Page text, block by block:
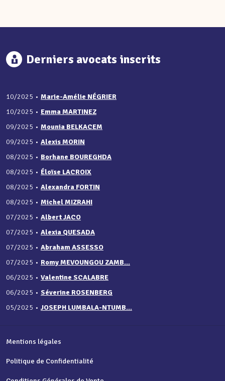
Derniers avocats inscrits
10/2025 • Marie-Amélie NÉGRIER
10/2025 • Emma MARTINEZ
09/2025 • Mounia BELKACEM
09/2025 • Alexis MORIN
08/2025 • Borhane BOUREGHDA
08/2025 • Éloïse LACROIX
08/2025 • Alexandra FORTIN
08/2025 • Michel MIZRAHI
07/2025 • Albert JACO
07/2025 • Alexia QUESADA
07/2025 • Abraham ASSESSO
07/2025 • Romy MEVOUNGOU ZAMB...
06/2025 • Valentine SCALABRE
06/2025 • Séverine ROSENBERG
05/2025 • JOSEPH LUMBALA-NTUMB...
Mentions légales
Politique de Confidentialité